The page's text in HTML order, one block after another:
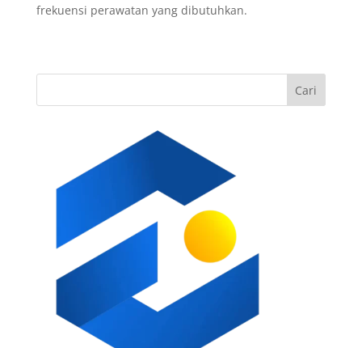
frekuensi perawatan yang dibutuhkan.
Cari